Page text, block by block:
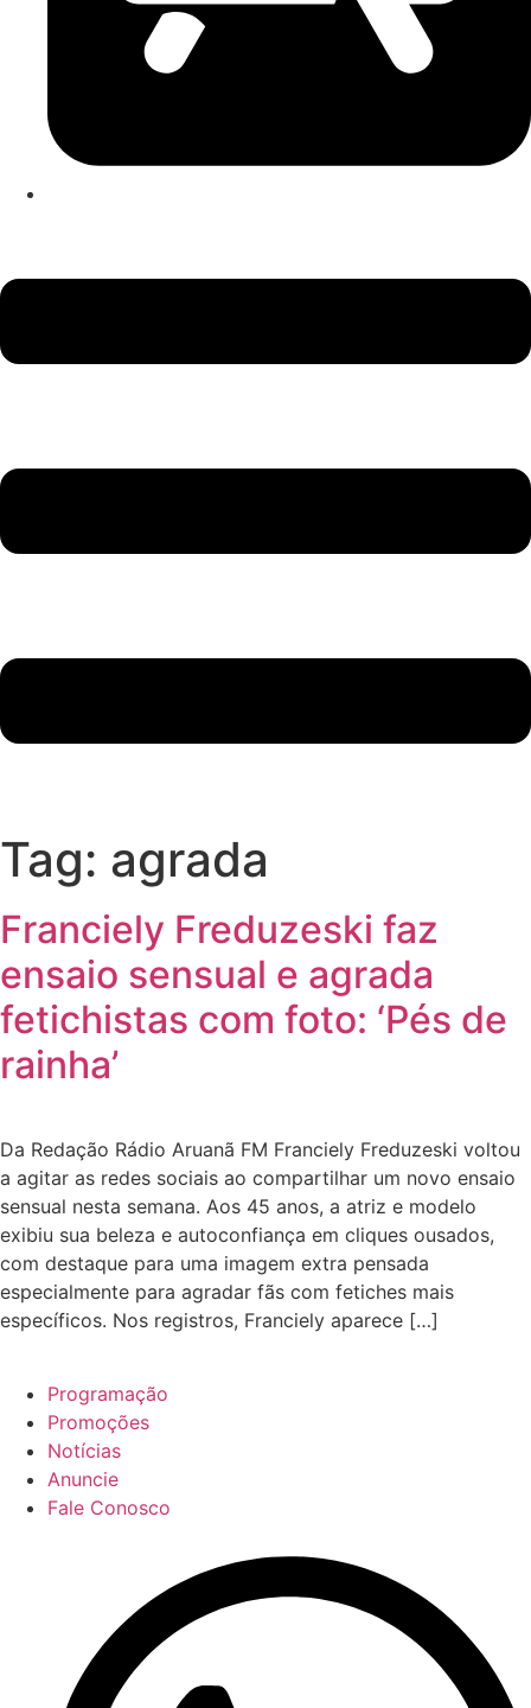
Tag: agrada
Franciely Freduzeski faz
ensaio sensual e agrada
fetichistas com foto: ‘Pés de
rainha’
Da Redação Rádio Aruanã FM Franciely Freduzeski voltou
a agitar as redes sociais ao compartilhar um novo ensaio
sensual nesta semana. Aos 45 anos, a atriz e modelo
exibiu sua beleza e autoconfiança em cliques ousados,
com destaque para uma imagem extra pensada
especialmente para agradar fãs com fetiches mais
específicos. Nos registros, Franciely aparece […]
Programação
Promoções
Notícias
Anuncie
Fale Conosco